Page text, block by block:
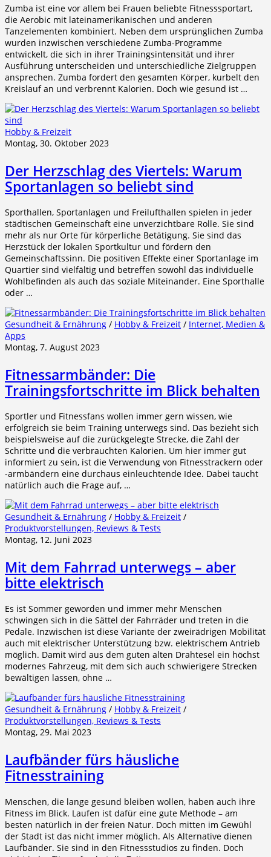
Zumba ist eine vor allem bei Frauen beliebte Fitnesssportart,
die Aerobic mit lateinamerikanischen und anderen
Tanzelementen kombiniert. Neben dem ursprünglichen Zumba
wurden inzwischen verschiedene Zumba-Programme
entwickelt, die sich in ihrer Trainingsintensität und ihrer
Ausführung unterscheiden und unterschiedliche Zielgruppen
ansprechen. Zumba fordert den gesamten Körper, kurbelt den
Kreislauf an und verbrennt Kalorien. Doch wie gesund ist …
Hobby & Freizeit
Montag, 30. Oktober 2023
Der Herzschlag des Viertels: Warum
Sportanlagen so beliebt sind
Sporthallen, Sportanlagen und Freilufthallen spielen in jeder
städtischen Gemeinschaft eine unverzichtbare Rolle. Sie sind
mehr als nur Orte für körperliche Betätigung. Sie sind das
Herzstück der lokalen Sportkultur und fördern den
Gemeinschaftssinn. Die positiven Effekte einer Sportanlage im
Quartier sind vielfältig und betreffen sowohl das individuelle
Wohlbefinden als auch das soziale Miteinander. Eine Sporthalle
oder …
Gesundheit & Ernährung / Hobby & Freizeit / Internet, Medien &
Apps
Montag, 7. August 2023
Fitnessarmbänder: Die
Trainingsfortschritte im Blick behalten
Sportler und Fitnessfans wollen immer gern wissen, wie
erfolgreich sie beim Training unterwegs sind. Das bezieht sich
beispielsweise auf die zurückgelegte Strecke, die Zahl der
Schritte und die verbrauchten Kalorien. Um hier immer gut
informiert zu sein, ist die Verwendung von Fitnesstrackern oder
-armbändern eine durchaus einleuchtende Idee. Dabei taucht
natürlich auch die Frage auf, …
Gesundheit & Ernährung / Hobby & Freizeit /
Produktvorstellungen, Reviews & Tests
Montag, 12. Juni 2023
Mit dem Fahrrad unterwegs – aber
bitte elektrisch
Es ist Sommer geworden und immer mehr Menschen
schwingen sich in die Sättel der Fahrräder und treten in die
Pedale. Inzwischen ist diese Variante der zweirädrigen Mobilität
auch mit elektrischer Unterstützung bzw. elektrischem Antrieb
möglich. Damit wird aus dem guten alten Drahtesel ein höchst
modernes Fahrzeug, mit dem sich auch schwierigere Strecken
bewältigen lassen, ohne …
Gesundheit & Ernährung / Hobby & Freizeit /
Produktvorstellungen, Reviews & Tests
Montag, 29. Mai 2023
Laufbänder fürs häusliche
Fitnesstraining
Menschen, die lange gesund bleiben wollen, haben auch ihre
Fitness im Blick. Laufen ist dafür eine gute Methode – am
besten natürlich in der freien Natur. Doch mitten im Gewühl
der Stadt ist das nicht immer möglich. Als Alternative dienen
Laufbänder. Sie sind in den Fitnessstudios zu finden. Doch